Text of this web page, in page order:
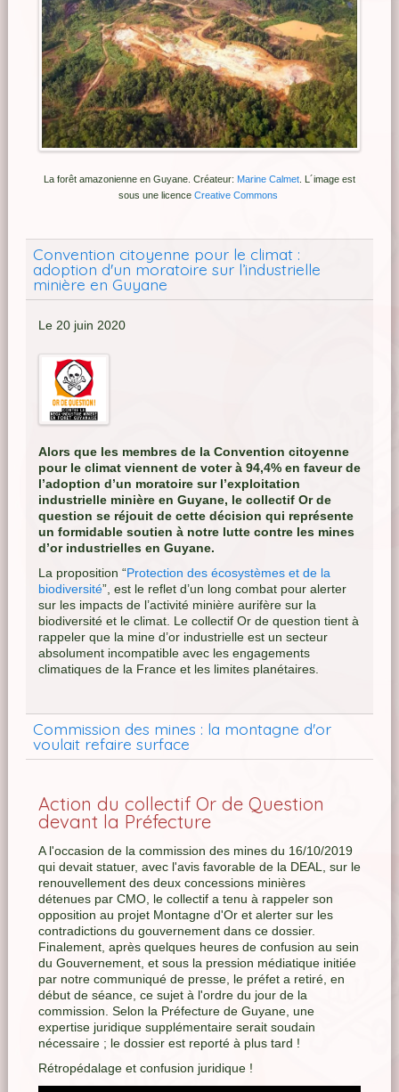
La forêt amazonienne en Guyane. Créateur: Marine Calmet. L´image est
sous une licence Creative Commons
Convention citoyenne pour le climat :
adoption d'un moratoire sur l’industrielle
minière en Guyane
Le 20 juin 2020
Alors que les membres de la Convention citoyenne
pour le climat viennent de voter à 94,4% en faveur de
l’adoption d’un moratoire sur l’exploitation
industrielle minière en Guyane, le collectif Or de
question se réjouit de cette décision qui représente
un formidable soutien à notre lutte contre les mines
d’or industrielles en Guyane.
La proposition “Protection des écosystèmes et de la
biodiversité”, est le reflet d’un long combat pour alerter
sur les impacts de l’activité minière aurifère sur la
biodiversité et le climat. Le collectif Or de question tient à
rappeler que la mine d’or industrielle est un secteur
absolument incompatible avec les engagements
climatiques de la France et les limites planétaires.
Commission des mines : la montagne d'or
voulait refaire surface
Action du collectif Or de Question
devant la Préfecture
A l'occasion de la commission des mines du 16/10/2019
qui devait statuer, avec l'avis favorable de la DEAL, sur le
renouvellement des deux concessions minières
détenues par CMO, le collectif a tenu à rappeler son
opposition au projet Montagne d'Or et alerter sur les
contradictions du gouvernement dans ce dossier.
Finalement, après quelques heures de confusion au sein
du Gouvernement, et sous la pression médiatique initiée
par notre communiqué de presse, le préfet a retiré, en
début de séance, ce sujet à l'ordre du jour de la
commission. Selon la Préfecture de Guyane, une
expertise juridique supplémentaire serait soudain
nécessaire ; le dossier est reporté à plus tard !
Rétropédalage et confusion juridique !